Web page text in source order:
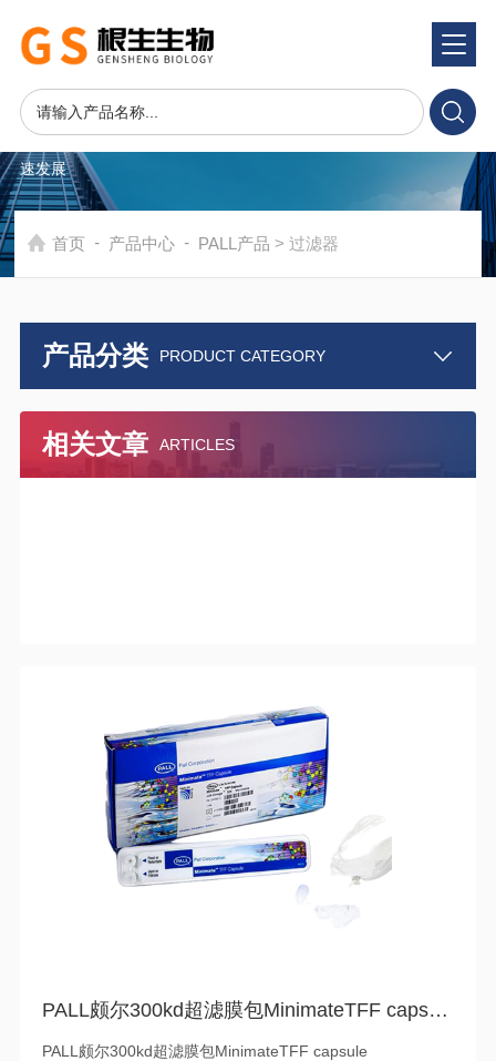
产品中心 PRODUCTS CENTER
速发展
首页 - 产品中心 - PALL产品 > 过滤器
产品分类 PRODUCT CATEGORY
相关文章 ARTICLES
PALL颇尔300kd超滤膜包MinimateTFF capsule OA300C12
PALL颇尔300kd超滤膜包MinimateTFF capsule